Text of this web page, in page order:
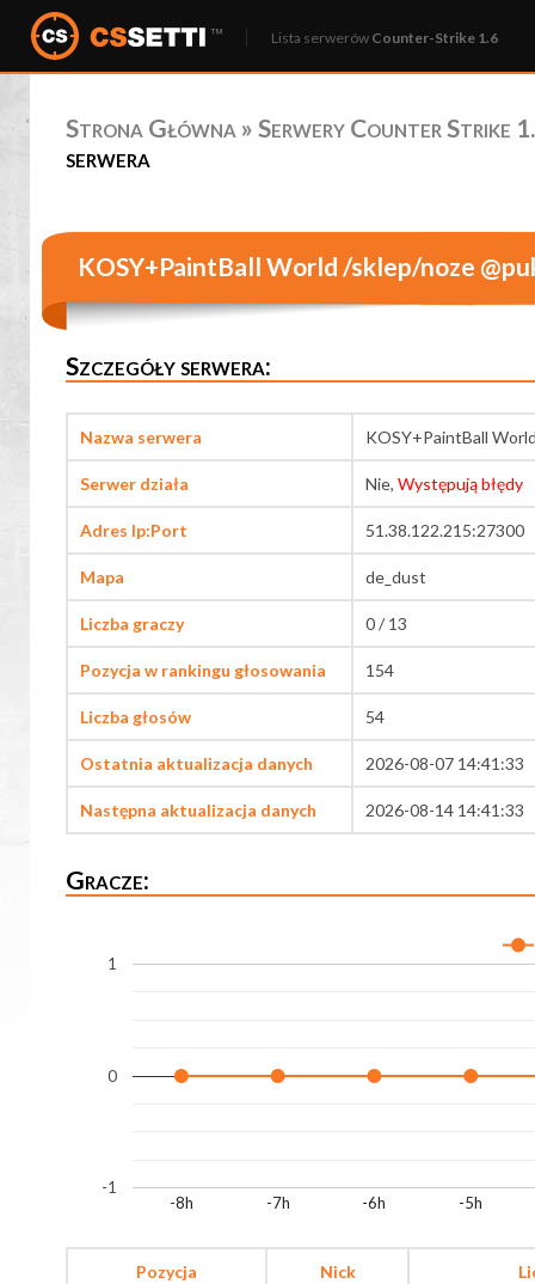
Lista serwerów Counter-Strike 1.6
Strona Główna » Serwery Counter Strike
serwera
KOSY+PaintBall World /sklep/noze
Szczegóły serwera:
Nazwa serwera KOSY+PaintBall
Serwer działa Nie, Występują błędy
Adres Ip:Port 51.38.122.215:27300
Mapa de_dust
Liczba graczy 0 / 13
Pozycja w rankingu głosowania 154
Liczba głosów 54
Ostatnia aktualizacja danych 2026-08-07 14:41:33
Następna aktualizacja danych 2026-08-14 14:41:33
Gracze:
-8h -7h -6h -5h
-1
0
1
Pozycja Nick